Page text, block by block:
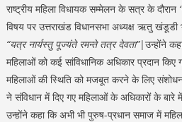
राष्ट्रीय महिला विधायक सम्मेलन के सत्र के दौरान
विषय पर उत्तराखंड विधानसभा अध्यक्ष ऋतु
“यत्र नार्यस्तु पूज्यंते रमन्ते तत्र देवता”|उन्होंने
महिलाओं को कई सांविधानिक अधिकार प्रदान
महिलाओं की स्थिति को मजबूत करने के लिए
ने संविधान में दिए गए महिलाओं के अधिकारों के
उन्होंने कहा कि अभी भी पुरुष-प्रधान समाज में